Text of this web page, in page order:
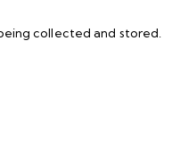
collected and stored.